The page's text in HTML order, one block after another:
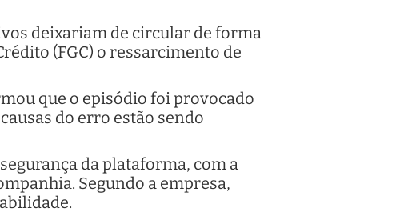
deixariam de circular de forma
(FGC) o ressarcimento de
que o episódio foi provocado
do erro estão sendo
da plataforma, com a
Segundo a empresa,